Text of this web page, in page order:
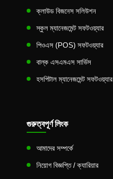
ক্লাউড বিজনেস সলিউশন
স্কুল ম্যানেজমেন্ট সফটওয়্যার
পিওএস (POS) সফটওয়্যার
বাল্ক এসএমএস সার্ভিস
হসপিটাল ম্যানেজমেন্ট সফটওয়্যার
গুরুত্বপূর্ণ লিংক
আমাদের সম্পর্কে
নিয়োগ বিজ্ঞপ্তি / ক্যারিয়ার